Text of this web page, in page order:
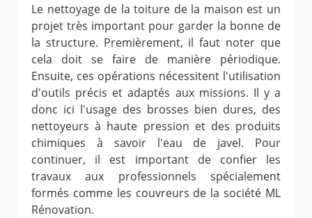
Le nettoyage de la toiture de la maison est un
projet très important pour garder la bonne de
la structure. Premièrement, il faut noter que
cela doit se faire de manière périodique.
Ensuite, ces opérations nécessitent l'utilisation
d'outils précis et adaptés aux missions. Il y a
donc ici l'usage des brosses bien dures, des
nettoyeurs à haute pression et des produits
chimiques à savoir l'eau de javel. Pour
continuer, il est important de confier les
travaux aux professionnels spécialement
formés comme les couvreurs de la société ML
Rénovation.